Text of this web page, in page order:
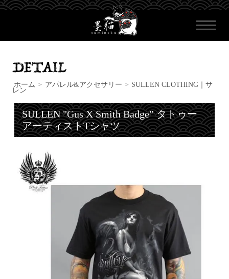
ホーム > アパレル&アクセサリー > SULLEN CLOTHING｜サ
レン
SULLEN "Gus X Smith Badge” タトゥー
アーティストTシャツ